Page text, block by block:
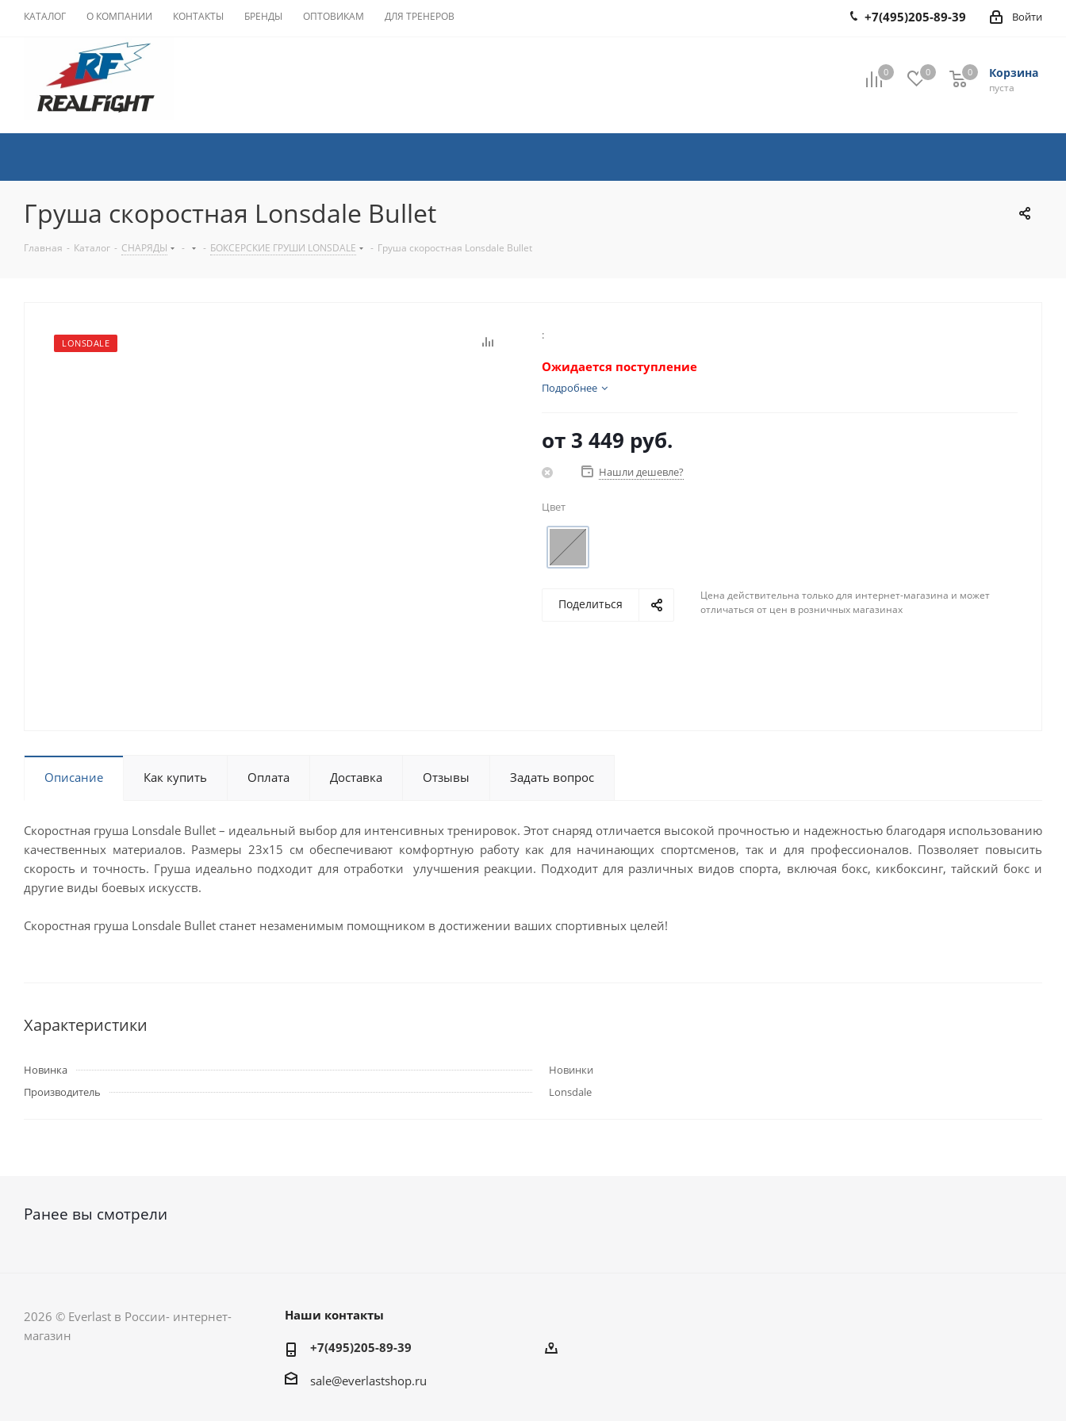
КАТАЛОГ О КОМПАНИИ КОНТАКТЫ БРЕНДЫ ОПТОВИКАМ ДЛЯ ТРЕНЕРОВ Войти
+7(495)205-89-39
0 0 Корзина
0
пуста
0
Груша скоростная Lonsdale Bullet
Главная - Каталог - СНАРЯДЫ - - БОКСЕРСКИЕ ГРУШИ LONSDALE - Груша скоростная Lonsdale Bullet
LONSDALE
:
Ожидается поступление
Подробнее
от 3 449 руб.
Нашли дешевле?
Цвет
Поделиться
Цена действительна только для интернет-магазина и может
отличаться от цен в розничных магазинах
Описание Как купить Оплата Доставка Отзывы Задать вопрос
Скоростная груша Lonsdale Bullet – идеальный выбор для интенсивных тренировок. Этот снаряд отличается высокой прочностью и надежностью благодаря использованию
качественных материалов. Размеры 23х15 см обеспечивают комфортную работу как для начинающих спортсменов, так и для профессионалов. Позволяет повысить
скорость и точность. Груша идеально подходит для отработки улучшения реакции. Подходит для различных видов спорта, включая бокс, кикбоксинг, тайский бокс и
другие виды боевых искусств.
Скоростная груша Lonsdale Bullet станет незаменимым помощником в достижении ваших спортивных целей!
Характеристики
Новинка
Новинки
Производитель
Lonsdale
Ранее вы смотрели
2026 © Everlast в России- интернет-
магазин
Наши контакты
+7(495)205-89-39
sale@everlastshop.ru